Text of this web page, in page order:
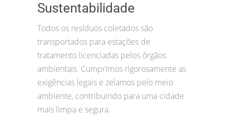
Sustentabilidade
Todos os resíduos coletados são
transportados para estações de
tratamento licenciadas pelos órgãos
ambientais. Cumprimos rigorosamente as
exigências legais e zelamos pelo meio
ambiente, contribuindo para uma cidade
mais limpa e segura.